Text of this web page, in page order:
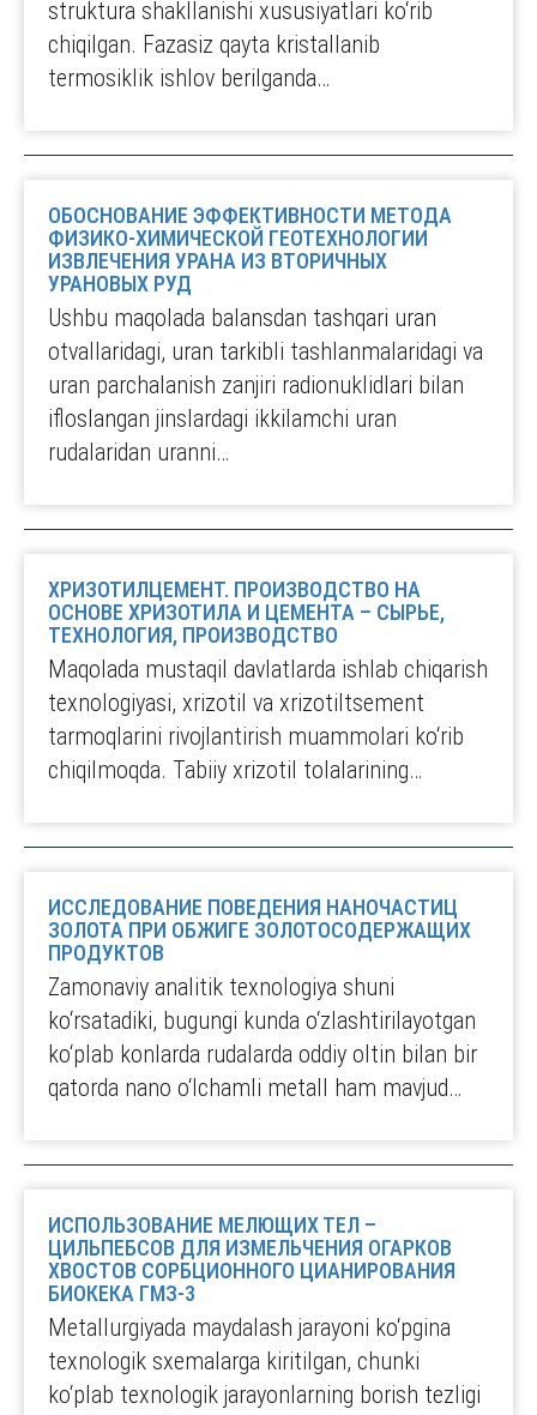
struktura shakllanishi xususiyatlari ko‘rib
chiqilgan. Fazasiz qayta kristallanib
termosiklik ishlov berilganda…
ОБОСНОВАНИЕ ЭФФЕКТИВНОСТИ МЕТОДА
ФИЗИКО-ХИМИЧЕСКОЙ ГЕОТЕХНОЛОГИИ
ИЗВЛЕЧЕНИЯ УРАНА ИЗ ВТОРИЧНЫХ
УРАНОВЫХ РУД
Ushbu maqolada balansdan tashqari uran
otvallaridagi, uran tarkibli tashlanmalaridagi va
uran parchalanish zanjiri radionuklidlari bilan
ifloslangan jinslardagi ikkilamchi uran
rudalaridan uranni…
ХРИЗОТИЛЦЕМЕНТ. ПРОИЗВОДСТВО НА
ОСНОВЕ ХРИЗОТИЛА И ЦЕМЕНТА – СЫРЬЕ,
ТЕХНОЛОГИЯ, ПРОИЗВОДСТВО
Maqolada mustaqil davlatlarda ishlab chiqarish
texnologiyasi, xrizotil va xrizotiltsement
tarmoqlarini rivojlantirish muammolari ko‘rib
chiqilmoqda. Tabiiy xrizotil tolalarining…
ИССЛЕДОВАНИЕ ПОВЕДЕНИЯ НАНОЧАСТИЦ
ЗОЛОТА ПРИ ОБЖИГЕ ЗОЛОТОСОДЕРЖАЩИХ
ПРОДУКТОВ
Zamonaviy analitik texnologiya shuni
ko‘rsatadiki, bugungi kunda o‘zlashtirilayotgan
ko‘plab konlarda rudalarda oddiy oltin bilan bir
qatorda nano o‘lchamli metall ham mavjud…
ИСПОЛЬЗОВАНИЕ МЕЛЮЩИХ ТЕЛ –
ЦИЛЬПЕБСОВ ДЛЯ ИЗМЕЛЬЧЕНИЯ ОГАРКОВ
ХВОСТОВ СОРБЦИОННОГО ЦИАНИРОВАНИЯ
БИОКЕКА ГМЗ-3
Metallurgiyada maydalash jarayoni ko‘pgina
texnologik sxemalarga kiritilgan, chunki
ko‘plab texnologik jarayonlarning borish tezligi